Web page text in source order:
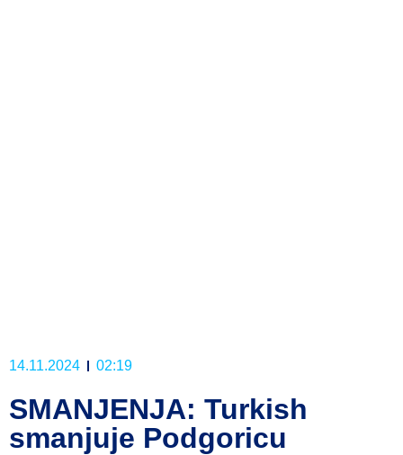
14.11.2024 02:19
SMANJENJA: Turkish
smanjuje Podgoricu